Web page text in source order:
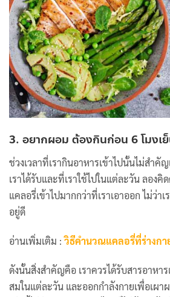
3. อยากผอม ต้องกินก่อน 6 โมงเ
ช่วงเวลาที่เรากินอาหารเข้าไปนั้นไม่สำ
เราได้รับและที่เราใช้ไปในแต่ละวัน ลองคิ
แคลอรี่เข้าไปมากกว่าที่เราเอาออก ไม่ว่า
อยู่ดี
อ่านเพิ่มเติม :วิธีคำนวณแคลอรี่ที่ร่างกา
ดังนั้นสิ่งสำคัญคือ เราควรได้รับสารอาหา
สมในแต่ละวัน และออกกำลังกายเพื่อเผา